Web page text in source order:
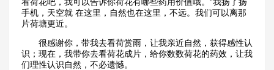
手机，天空就 在这里，自然也在这里，不远。我们可以离那
片荷塘更近。
很感谢你，带我去看荷赏雨，让我亲近自然，获得感性认
识；现在，我带你去看荷花成片，给你数数荷花的药效，让我
们理性认识自然，不必遗憾。